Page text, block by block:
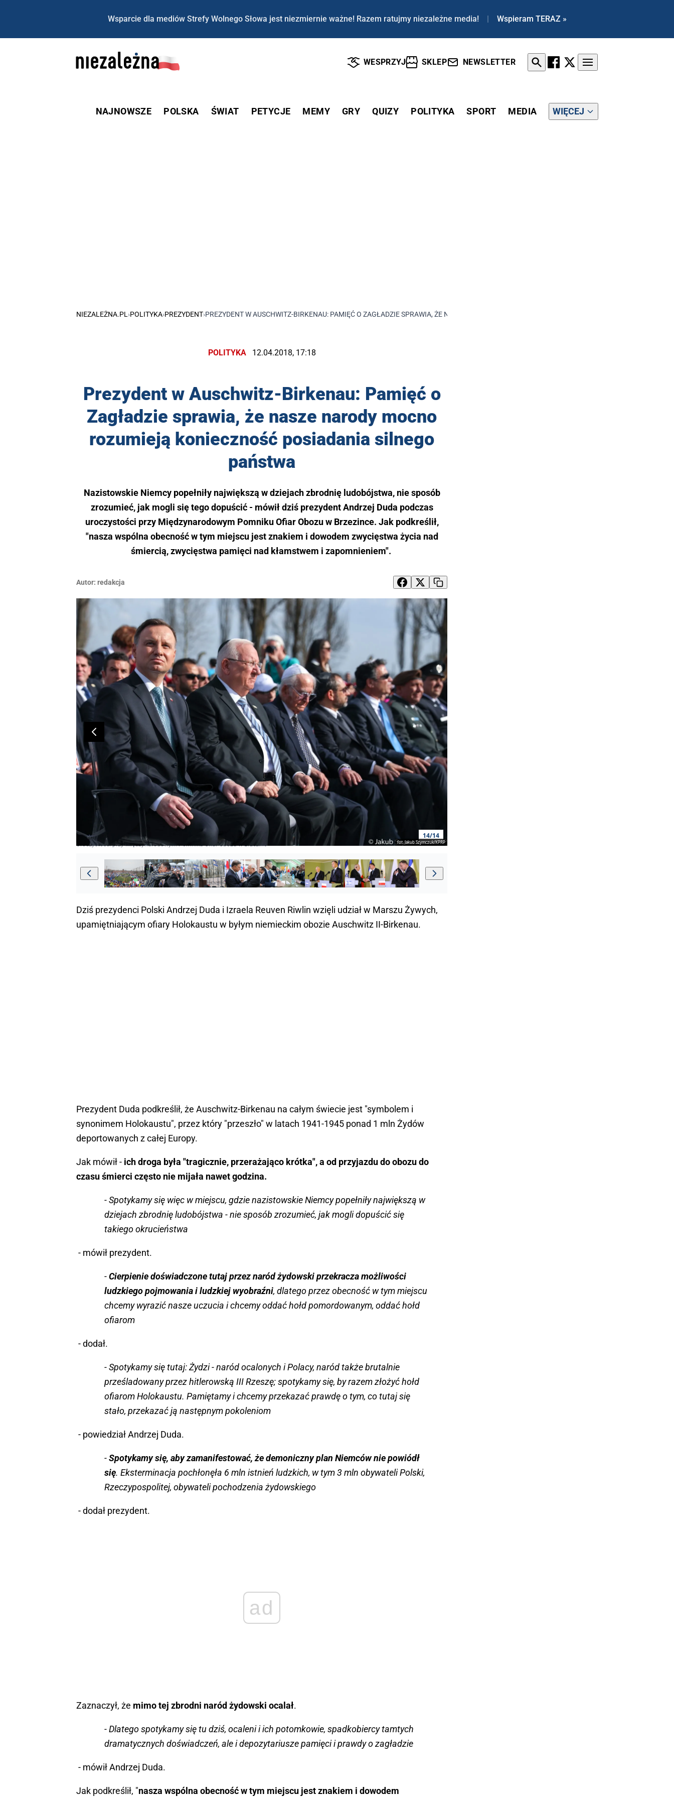
Wsparcie dla mediów Strefy Wolnego Słowa jest niezmiernie ważne! Razem ratujmy niezależne media! | Wspieram TERAZ »
WESPRZYJ SKLEP NEWSLETTER
NAJNOWSZE POLSKA ŚWIAT PETYCJE MEMY GRY QUIZY POLITYKA SPORT MEDIA WIĘCEJ
NIEZALEŻNA.PL ›POLITYKA›PREZYDENT›PREZYDENT W AUSCHWITZ-BIRKENAU: PAMIĘĆ O ZAGŁADZIE SPRAWIA, ŻE NASZE NARODY MOCNO ROZUMIEJĄ KONIECZNOŚĆ POSIADANIA
POLITYKA 12.04.2018, 17:18
Prezydent w Auschwitz-Birkenau: Pamięć o
Zagładzie sprawia, że nasze narody mocno
rozumieją konieczność posiadania silnego
państwa
Nazistowskie Niemcy popełniły największą w dziejach zbrodnię ludobójstwa, nie sposób
zrozumieć, jak mogli się tego dopuścić - mówił dziś prezydent Andrzej Duda podczas
uroczystości przy Międzynarodowym Pomniku Ofiar Obozu w Brzezince. Jak podkreślił,
"nasza wspólna obecność w tym miejscu jest znakiem i dowodem zwycięstwa życia nad
śmiercią, zwycięstwa pamięci nad kłamstwem i zapomnieniem".
Autor: redakcja
14/14
fot. Jakub Szymczuk/KPRP
Uroczystości przy Międzynarodowym Pomniku Ofiar Obozu w Brzezinc
Dziś prezydenci Polski Andrzej Duda i Izraela Reuven Riwlin wzięli udział w Marszu Żywych,
upamiętniającym ofiary Holokaustu w byłym niemieckim obozie Auschwitz II-Birkenau.
Prezydent Duda podkreślił, że Auschwitz-Birkenau na całym świecie jest "symbolem i
synonimem Holokaustu", przez który "przeszło" w latach 1941-1945 ponad 1 mln Żydów
deportowanych z całej Europy.
Jak mówił - ich droga była "tragicznie, przerażająco krótka", a od przyjazdu do obozu do
czasu śmierci często nie mijała nawet godzina.
- Spotykamy się więc w miejscu, gdzie nazistowskie Niemcy popełniły największą w
dziejach zbrodnię ludobójstwa - nie sposób zrozumieć, jak mogli dopuścić się
takiego okrucieństwa
- mówił prezydent.
-Cierpienie doświadczone tutaj przez naród żydowski przekracza możliwości
ludzkiego pojmowania i ludzkiej wyobraźni, dlatego przez obecność w tym miejscu
chcemy wyrazić nasze uczucia i chcemy oddać hołd pomordowanym, oddać hołd
ofiarom
- dodał.
- Spotykamy się tutaj: Żydzi - naród ocalonych i Polacy, naród także brutalnie
prześladowany przez hitlerowską III Rzeszę; spotykamy się, by razem złożyć hołd
ofiarom Holokaustu. Pamiętamy i chcemy przekazać prawdę o tym, co tutaj się
stało, przekazać ją następnym pokoleniom
- powiedział Andrzej Duda.
-Spotykamy się, aby zamanifestować, że demoniczny plan Niemców nie powiódł
się. Eksterminacja pochłonęła 6 mln istnień ludzkich, w tym 3 mln obywateli Polski,
Rzeczypospolitej, obywateli pochodzenia żydowskiego
- dodał prezydent.
ad
Zaznaczył, że mimo tej zbrodni naród żydowski ocalał.
- Dlatego spotykamy się tu dziś, ocaleni i ich potomkowie, spadkobiercy tamtych
dramatycznych doświadczeń, ale i depozytariusze pamięci i prawdy o zagładzie
- mówił Andrzej Duda.
Jak podkreślił, "nasza wspólna obecność w tym miejscu jest znakiem i dowodem